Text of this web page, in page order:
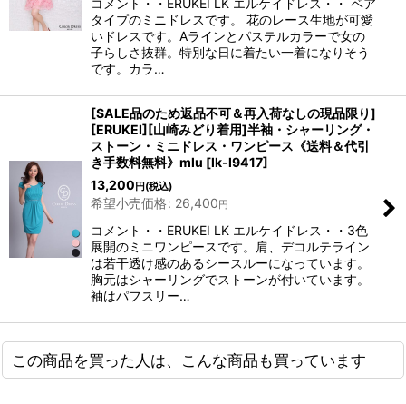
コメント・・ERUKEI LK エルケイドレス・・ ベア
タイプのミニドレスです。 花のレース生地が可愛
いドレスです。Aラインとパステルカラーで女の
子らしさ抜群。特別な日に着たい一着になりそう
です。カラ…
[SALE品のため返品不可＆再入荷なしの現品限り]
[ERUKEI][山崎みどり着用]半袖・シャーリング・
ストーン・ミニドレス・ワンピース《送料＆代引
き手数料無料》mlu [lk-l9417]
13,200 円 (税込)
希望小売価格: 26,400円
コメント・・ERUKEI LK エルケイドレス・・3色
展開のミニワンピースです。肩、デコルテライン
は若干透け感のあるシースルーになっています。
胸元はシャーリングでストーンが付いています。
袖はパフスリー…
この商品を買った人は、こんな商品も買っています